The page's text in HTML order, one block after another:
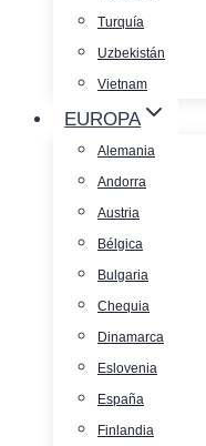
Turquía
Uzbekistán
Vietnam
EUROPA
Alemania
Andorra
Austria
Bélgica
Bulgaria
Chequia
Dinamarca
Eslovenia
España
Finlandia